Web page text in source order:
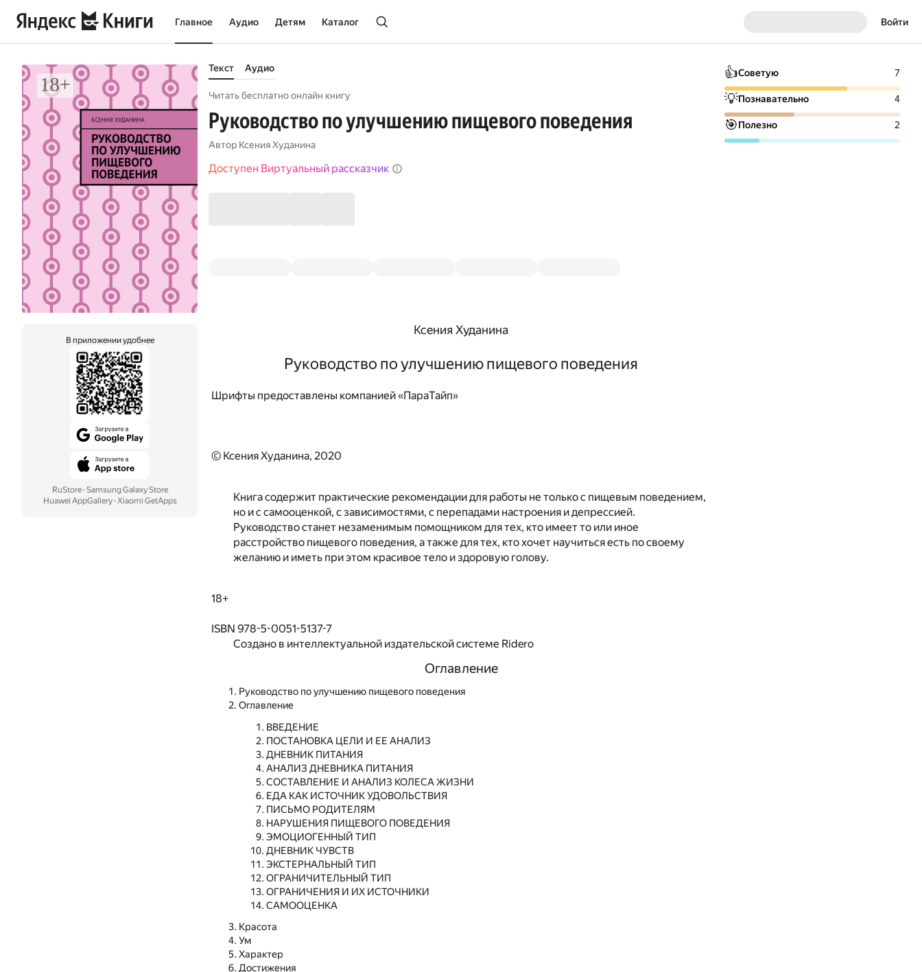
Главное Аудио Детям Каталог Войти
В приложении удобнее
RuStore· Samsung Galaxy Store
Huawei AppGallery· Xiaomi GetApps
Текст Аудио
Читать бесплатно онлайн книгу
Руководство по улучшению пищевого поведения
Автор Ксения Худанина
Доступен Виртуальный рассказчик
Ксения Худанина
Руководство по улучшению пищевого поведения
Шрифты предоставлены компанией «ПараТайп»
© Ксения Худанина, 2020
Книга содержит практические рекомендации для работы не только с пищевым поведением,
но и с самооценкой, с зависимостями, с перепадами настроения и депрессией.
Руководство станет незаменимым помощником для тех, кто имеет то или иное
расстройство пищевого поведения, а также для тех, кто хочет научиться есть по своему
желанию и иметь при этом красивое тело и здоровую голову.
18+
ISBN 978-5-0051-5137-7
Создано в интеллектуальной издательской системе Ridero
Оглавление
Руководство по улучшению пищевого поведения
Оглавление
ВВЕДЕНИЕ
ПОСТАНОВКА ЦЕЛИ И ЕЕ АНАЛИЗ
ДНЕВНИК ПИТАНИЯ
АНАЛИЗ ДНЕВНИКА ПИТАНИЯ
СОСТАВЛЕНИЕ И АНАЛИЗ КОЛЕСА ЖИЗНИ
ЕДА КАК ИСТОЧНИК УДОВОЛЬСТВИЯ
ПИСЬМО РОДИТЕЛЯМ
НАРУШЕНИЯ ПИЩЕВОГО ПОВЕДЕНИЯ
ЭМОЦИОГЕННЫЙ ТИП
ДНЕВНИК ЧУВСТВ
ЭКСТЕРНАЛЬНЫЙ ТИП
ОГРАНИЧИТЕЛЬНЫЙ ТИП
ОГРАНИЧЕНИЯ И ИХ ИСТОЧНИКИ
САМООЦЕНКА
Красота
Ум
Характер
Достижения
👍Советую 7
💡Познавательно 4
🎯Полезно 2